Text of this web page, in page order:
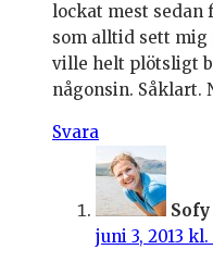
lockat mest sedan
som alltid sett mig
ville helt plötsligt
någonsin. Såklart.
Svara
Sofy
juni 3, 2013 kl.